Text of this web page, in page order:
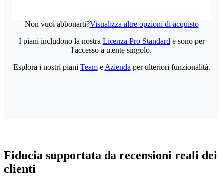
Non vuoi abbonarti?Visualizza altre opzioni di acquisto
I piani includono la nostra Licenza Pro Standard e sono per
l'accesso a utente singolo.
Esplora i nostri piani Teame Azienda per ulteriori funzionalità.
Fiducia supportata da recensioni reali dei
clienti